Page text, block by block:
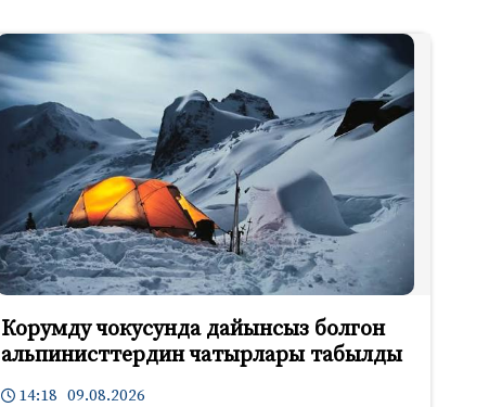
Корумду чокусунда дайынсыз болгон
альпинисттердин чатырлары табылды
14:18 09.08.2026